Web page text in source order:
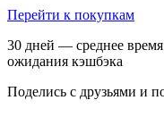
Перейти к покупкам
30 дней — среднее время
ожидания кэшбэка
Поделись с друзьями и